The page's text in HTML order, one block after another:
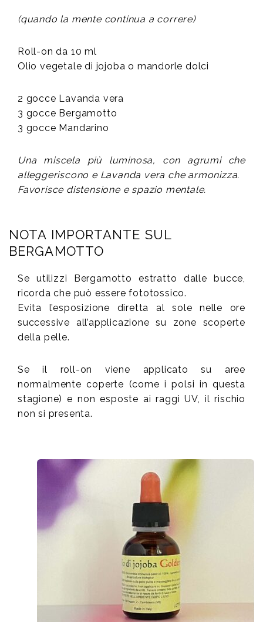
(quando la mente continua a correre)
Roll-on da 10 ml
Olio vegetale di jojoba o mandorle dolci
2 gocce Lavanda vera
3 gocce Bergamotto
3 gocce Mandarino
Una miscela più luminosa, con agrumi che
alleggeriscono e Lavanda vera che armonizza.
Favorisce distensione e spazio mentale.
NOTA IMPORTANTE SUL
BERGAMOTTO
Se utilizzi Bergamotto estratto dalle bucce,
ricorda che può essere fototossico.
Evita l’esposizione diretta al sole nelle ore
successive all’applicazione su zone scoperte
della pelle.
Se il roll-on viene applicato su aree
normalmente coperte (come i polsi in questa
stagione) e non esposte ai raggi UV, il rischio
non si presenta.